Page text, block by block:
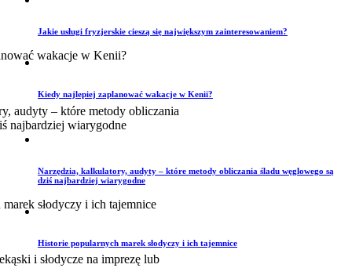
Jakie usługi fryzjerskie cieszą się największym zainteresowaniem?
Kiedy najlepiej zaplanować wakacje w Kenii?
Narzędzia, kalkulatory, audyty – które metody obliczania śladu węglowego są
dziś najbardziej wiarygodne
Historie popularnych marek słodyczy i ich tajemnice